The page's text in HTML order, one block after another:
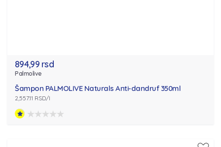
894,99 rsd
Palmolive
Šampon PALMOLIVE Naturals Anti-dandruf 350ml
2,557.11 RSD/l